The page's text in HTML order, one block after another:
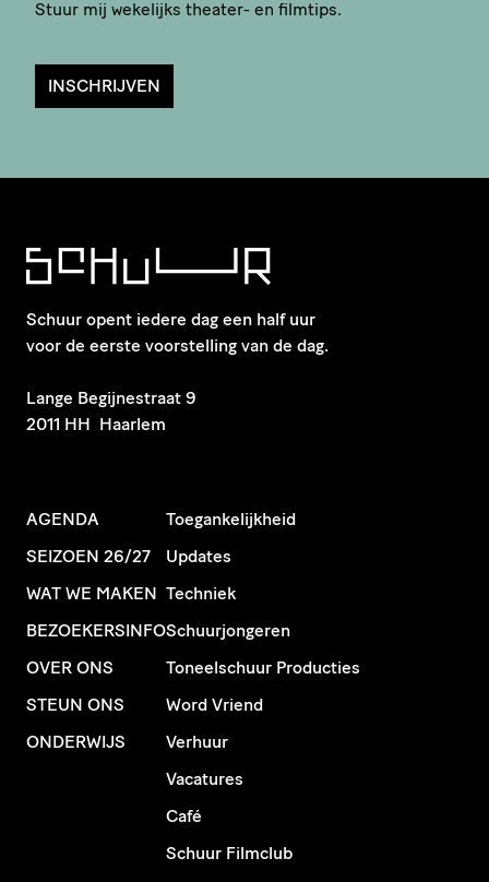
Stuur mij wekelijks theater- en filmtips.
INSCHRIJVEN
Schuur opent iedere dag een half uur
voor de eerste voorstelling van de dag.
​Lange Begijnestraat 9
2011 HH Haarlem
AGENDA
SEIZOEN 26/27
WAT WE MAKEN
BEZOEKERSINFO
OVER ONS
STEUN ONS
ONDERWIJS
Toegankelijkheid
Updates
Techniek
Schuurjongeren
Toneelschuur Producties
Word Vriend
Verhuur
Vacatures
Café
Schuur Filmclub